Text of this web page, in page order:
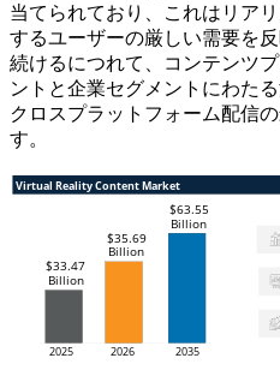
当てられており、これはリア
するユーザーの厳しい需要を
続けるにつれて、コンテンツ
ントと企業セグメントにわた
クロスプラットフォーム配信
す。